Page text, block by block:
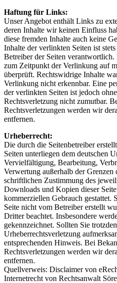
Haftung für Links:
Unser Angebot enthält Links zu
deren Inhalte wir keinen Einfluss
diese fremden Inhalte auch keine
Inhalte der verlinkten Seiten ist
Betreiber der Seiten
zum Zeitpunkt der Verlinkung auf
überprüft. Rechtswidrige Inhalte
Verlinkung nicht erkennbar. Eine
der verlinkten Seiten ist jedoch
Rechtsverletzung nicht zumutbar.
Rechtsverletzungen werden wir
entfernen.
Urheberrecht:
Die durch die Seitenbetreiber
Seiten unterliegen dem deutschen
Vervielfältigung, Bearbeitung,
Verwertung außerhalb der Grenzen
schriftlichen Zustimmung des
Downloads und Kopien dieser
kommerziellen Gebrauch gestattet.
Seite nicht vom Betreiber erstellt
Dritter beachtet. Insbesondere
gekennzeichnet. Sollten Sie
Urheberrechtsverletzung
entsprechenden Hinweis. Bei
Rechtsverletzungen werden wir
entfernen.
Quellverweis: Disclaimer von
Internetrecht von Rechtsanwalt